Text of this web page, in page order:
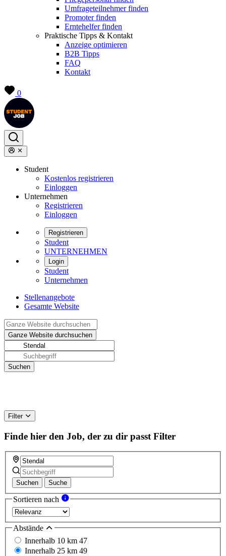
Umfrageteilnehmer finden
Promoter finden
Erntehelfer finden
Praktische Tipps & Kontakt
Anzeige optimieren
B2B Tipps
FAQ
Kontakt
0
Student
Kostenlos registrieren
Einloggen
Unternehmen
Registrieren
Einloggen
Registrieren
Student
UNTERNEHMEN
Login
Student
Unternehmen
Stellenangebote
Gesamte Website
Filter
Finde hier den Job, der zu dir passt Filter
Suchen Suche
Sortieren nach
Abstände
Innerhalb 10 km 47
Innerhalb 25 km 49